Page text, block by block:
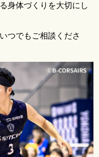
身体づくりを大切にし
つでもご相談くださ